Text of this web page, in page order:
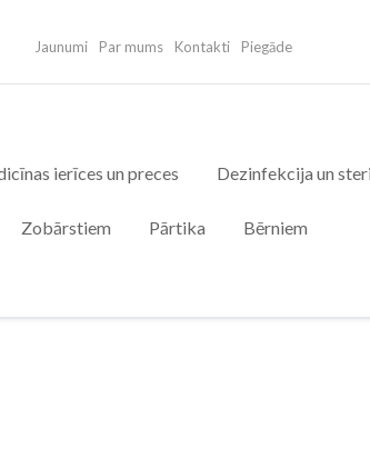
Jaunumi Par mums Kontakti Piegāde
ierīces un preces Dezinfekcija un
Zobārstiem Pārtika Bērniem